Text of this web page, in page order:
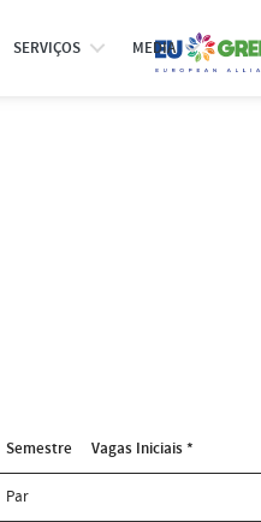
SERVIÇOS MEDIA
Semestre Vagas Iniciais *
Par